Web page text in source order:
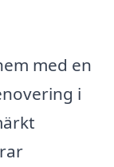
med en
i